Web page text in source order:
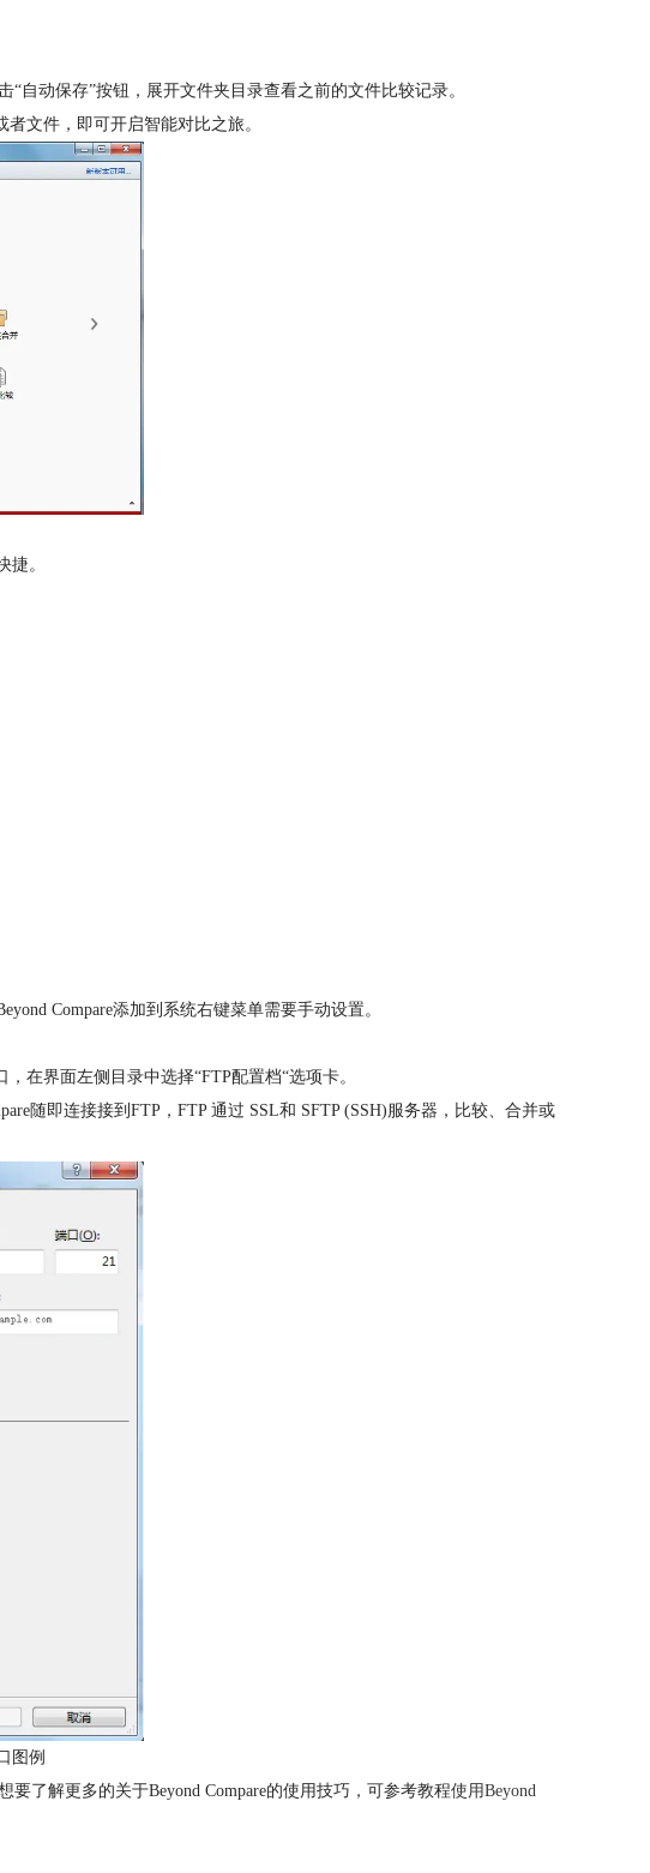
自动保存”按钮，展开文件夹目录查看之前的文件比较记录。
文件，即可开启智能对比之旅。
捷。
Compare添加到系统右键菜单需要手动设置。
在界面左侧目录中选择“FTP配置档“选项卡。
随即连接接到FTP，FTP 通过 SSL和 SFTP (SSH)服务器，比较、合并或
图例
了解更多的关于Beyond Compare的使用技巧，可参考教程使用Beyond